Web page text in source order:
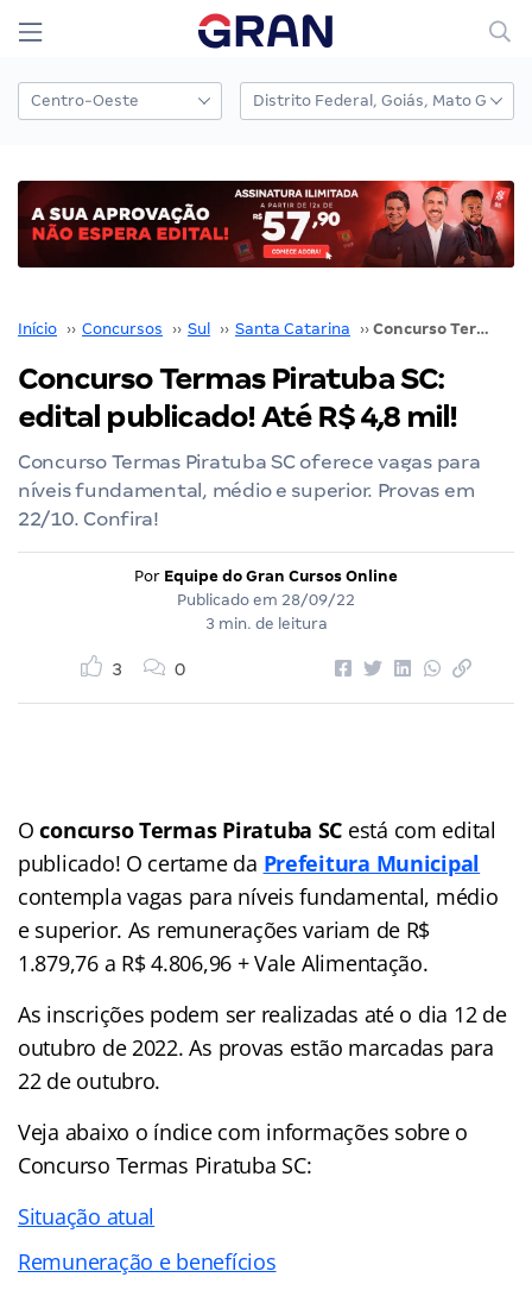
Início ›› Concursos ›› Sul ›› Santa Catarina ›› Concurso Termas Piratuba SC: edital publicado! Até R$ 4,8 mil!
Concurso Termas Piratuba SC:
edital publicado! Até R$ 4,8 mil!
Concurso Termas Piratuba SC oferece vagas para
níveis fundamental, médio e superior. Provas em
22/10. Confira!
Por Equipe do Gran Cursos Online
Publicado em 28/09/22
3 min. de leitura
3 0
Oconcurso Termas Piratuba SC está com edital
publicado! O certame da Prefeitura Municipal
contempla vagas para níveis fundamental, médio
e superior. As remunerações variam de R$
1.879,76 a R$ 4.806,96 + Vale Alimentação.
As inscrições podem ser realizadas até o dia 12 de
outubro de 2022. As provas estão marcadas para
22 de outubro.
Veja abaixo o índicecom informações sobre o
Concurso Termas Piratuba SC:
Situação atual
Remuneração e benefícios